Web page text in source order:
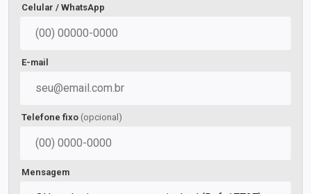
Celular / WhatsApp
E-mail
Telefone fixo (opcional)
Mensagem